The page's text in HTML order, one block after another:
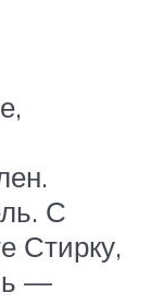
С
Стирку,
—